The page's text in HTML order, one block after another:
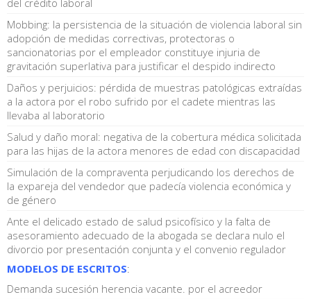
Mobbing: la persistencia de la situación de violencia laboral sin
adopción de medidas correctivas, protectoras o
sancionatorias por el empleador constituye injuria de
gravitación superlativa para justificar el despido indirecto
Daños y perjuicios: pérdida de muestras patológicas extraídas
a la actora por el robo sufrido por el cadete mientras las
llevaba al laboratorio
Salud y daño moral: negativa de la cobertura médica solicitada
para las hijas de la actora menores de edad con discapacidad
Simulación de la compraventa perjudicando los derechos de
la expareja del vendedor que padecía violencia económica y
de género
Ante el delicado estado de salud psicofísico y la falta de
asesoramiento adecuado de la abogada se declara nulo el
divorcio por presentación conjunta y el convenio regulador
MODELOS DE ESCRITOS:
Demanda sucesión herencia vacante. por el acreedor